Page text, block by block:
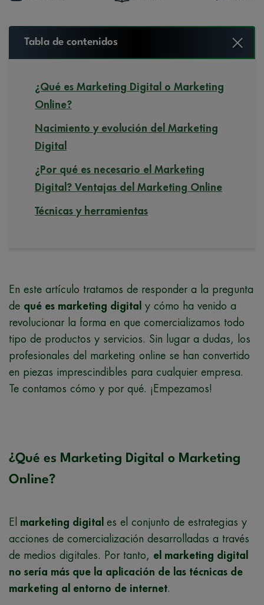
Tabla de contenidos
¿Qué es Marketing Digital o Marketing
Online?
Nacimiento y evolución del Marketing
Digital
¿Por qué es necesario el Marketing
Digital? Ventajas del Marketing Online
Técnicas y herramientas
En este artículo tratamos de responder a la pregunta
de qué es marketing digital
y cómo ha venido a
revolucionar la forma en que comercializamos todo
tipo de productos y servicios. Sin lugar a dudas, los
profesionales del marketing online se han convertido
en piezas imprescindibles para cualquier empresa.
Te contamos cómo y por qué. ¡Empezamos!
¿Qué es Marketing Digital o Marketing
Online?
El marketing digital es el conjunto de estrategias y
acciones de comercialización desarrolladas a través
de medios digitales. Por tanto, el marketing digital
no sería más que la aplicación de las técnicas de
marketing al entorno de internet.